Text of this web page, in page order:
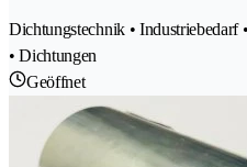
Dichtungstechnik • Industriebedarf
• Dichtungen
Geöffnet